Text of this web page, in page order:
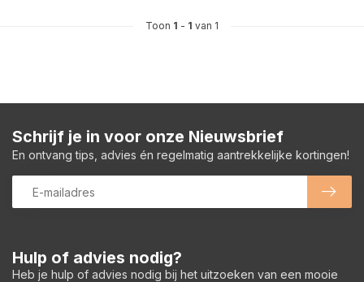
Toon 1 - 1 van 1
Hulp of advies nodig?
Heb je hulp of advies nodig bij het uitzoeken van een mooie
Schrijf je in voor onze Nieuwsbrief
En ontvang tips, advies én regelmatig aantrekkelijke kortingen!